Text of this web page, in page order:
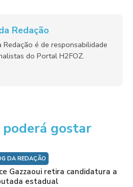
Redação
Redação é de responsabilidade
do Portal H2FOZ.
gostar
DA REDAÇÃO
Gazzaoui retira candidatura a
estadual